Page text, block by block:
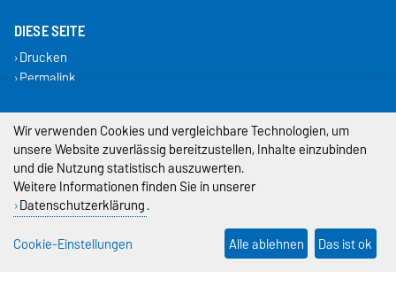
DIESE SEITE
Drucken
Permalink
Impressum
Datenschutz
Cookie-Einstellungen
Wir verwenden Cookies und vergleichbare Technologien, um
unsere Website zuverlässig bereitzustellen, Inhalte einzubinden
und die Nutzung statistisch auszuwerten.
Weitere Informationen finden Sie in unserer
Datenschutzerklärung.
Cookie-Einstellungen
Alle ablehnen Das ist ok